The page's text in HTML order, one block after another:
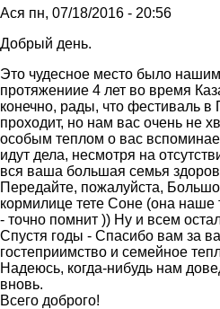
Ася пн, 07/18/2016 - 20:56
Добрый день.
Это чудесное место было
протяжениие 4 лет во время
конечно, рады, что фестиваль
проходит, но нам вас очень не
особым теплом о вас
идут дела, несмотря на
вся ваша большая семья
Передайте, пожалуйста,
кормилице тете Соне (она
- точно помнит )) Ну и всем
Спустя годы - Спасибо вам за
гостеприимство и семейное
Надеюсь, когда-нибудь нам
вновь.
Всего доброго!